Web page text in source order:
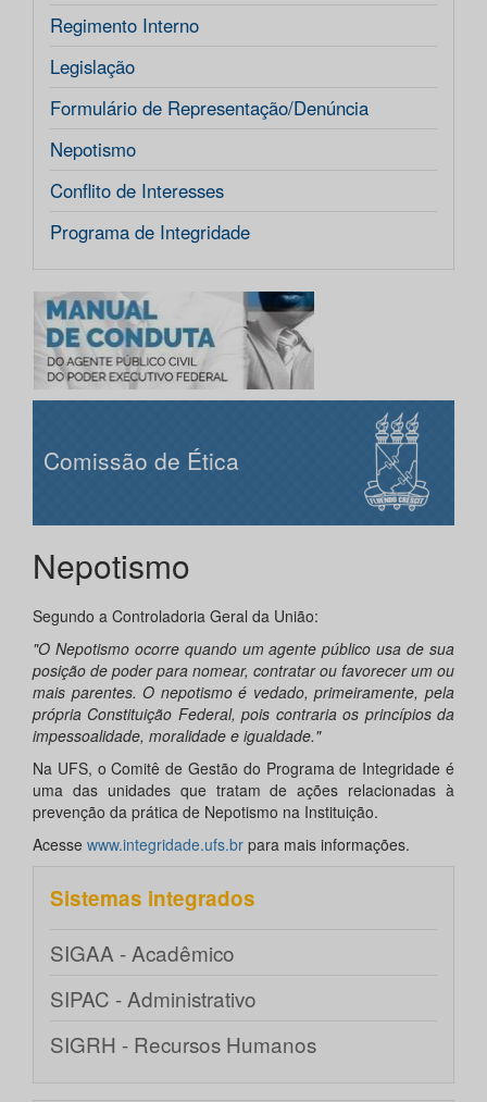
Regimento Interno
Legislação
Formulário de Representação/Denúncia
Nepotismo
Conflito de Interesses
Programa de Integridade
Comissão de Ética
Nepotismo
Segundo a Controladoria Geral da União:
"O Nepotismo ocorre quando um agente público usa de sua
posição de poder para nomear, contratar ou favorecer um ou
mais parentes. O nepotismo é vedado, primeiramente, pela
própria Constituição Federal, pois contraria os princípios da
impessoalidade, moralidade e igualdade."
Na UFS, o Comitê de Gestão do Programa de Integridade é
uma das unidades que tratam de ações relacionadas à
prevenção da prática de Nepotismo na Instituição.
Acesse www.integridade.ufs.br para mais informações.
Sistemas integrados
SIGAA - Acadêmico
SIPAC - Administrativo
SIGRH - Recursos Humanos